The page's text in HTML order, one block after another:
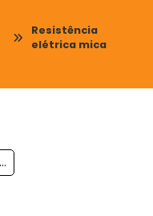
Resistência
elétrica mica
Fabrica De Resistencia Eletrica Sp